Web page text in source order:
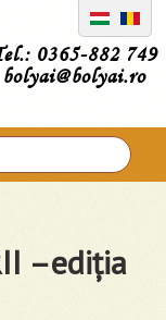
0365-882 749
bolyai@bolyai.ro
–ediția